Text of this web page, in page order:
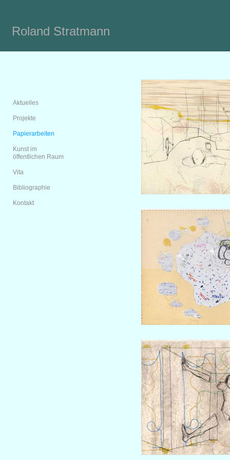
Roland Stratmann
Aktuelles
Projekte
Papierarbeiten
Kunst im
öffentlichen Raum
Vita
Bibliographie
Kontakt